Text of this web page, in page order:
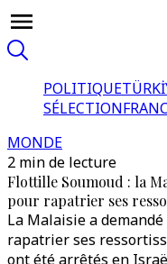
POLITIQUE
SÉLECTION
MONDE
2 min de lecture
Flottille Soumoud : la
pour rapatrier ses
La Malaisie a
rapatrier ses
ont été arrêtés en